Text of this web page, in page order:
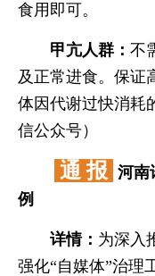
食用即可。
甲亢人群： 不
及正常进食。保证
体因代谢过快消耗
信公众号）
通 报 河南
例
详情： 为深入
强化“自媒体”治理